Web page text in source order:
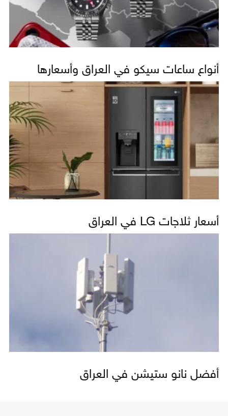
أنواع ساعات سيكو في العراق وأسعارها
أسعار ثلاجات LG في العراق
أفضل نانو ستيشن في العراق